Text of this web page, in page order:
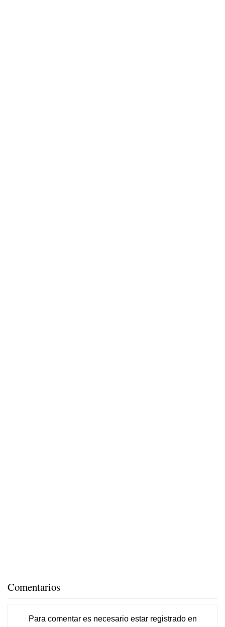
Comentarios
Para comentar es necesario estar registradoen